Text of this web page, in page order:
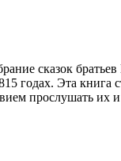
сказок
годах. Эта
прослушать их